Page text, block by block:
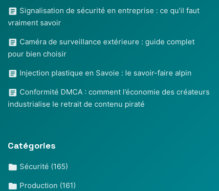
Signalisation de sécurité en entreprise : ce qu’il faut
vraiment savoir
Caméra de surveillance extérieure : guide complet
pour bien choisir
Injection plastique en Savoie : le savoir-faire alpin
Conformité DMCA : comment l’économie des créateurs
industrialise le retrait de contenu piraté
Catégories
Sécurité (165)
Production (161)